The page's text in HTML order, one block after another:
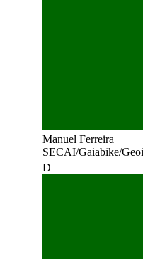
Manuel Ferreira
SECAI/Gaiabike/
D